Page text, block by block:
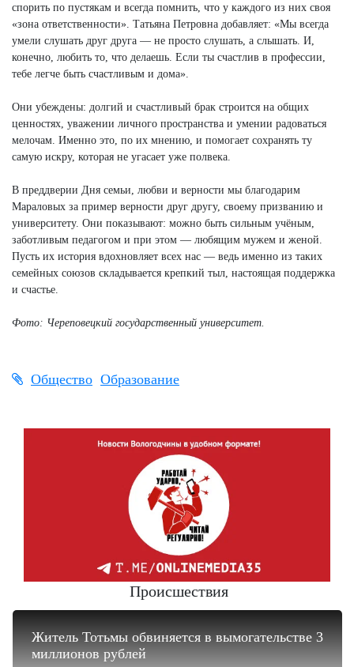
спорить по пустякам и всегда помнить, что у каждого из них своя
«зона ответственности». Татьяна Петровна добавляет: «Мы всегда
умели слушать друг друга — не просто слушать, а слышать. И,
конечно, любить то, что делаешь. Если ты счастлив в профессии,
тебе легче быть счастливым и дома».
Они убеждены: долгий и счастливый брак строится на общих
ценностях, уважении личного пространства и умении радоваться
мелочам. Именно это, по их мнению, и помогает сохранять ту
самую искру, которая не угасает уже полвека.
В преддверии Дня семьи, любви и верности мы благодарим
Мараловых за пример верности друг другу, своему призванию и
университету. Они показывают: можно быть сильным учёным,
заботливым педагогом и при этом — любящим мужем и женой.
Пусть их история вдохновляет всех нас — ведь именно из таких
семейных союзов складывается крепкий тыл, настоящая поддержка
и счастье.
Фото: Череповецкий государственный университет.
Общество Образование
Происшествия
Житель Тотьмы обвиняется в вымогательстве 3
миллионов рублей